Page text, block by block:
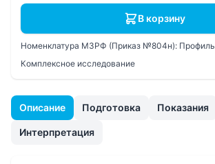
Описание Подготовка Показания
Интерпретация
В корзину
Номенклатура МЗРФ (Приказ №804н): Профиль
Комплексное исследование